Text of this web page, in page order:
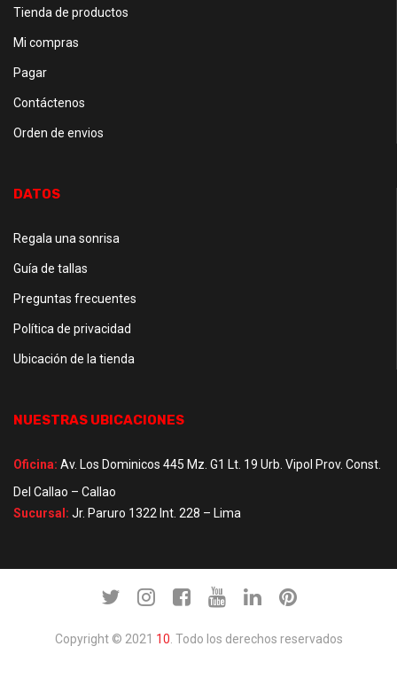
Tienda de productos
Mi compras
Pagar
Contáctenos
Orden de envios
DATOS
Regala una sonrisa
Guía de tallas
Preguntas frecuentes
Política de privacidad
Ubicación de la tienda
NUESTRAS UBICACIONES
Oficina: Av. Los Dominicos 445 Mz. G1 Lt. 19 Urb. Vipol Prov. Const.
Del Callao – Callao
Sucursal: Jr. Paruro 1322 Int. 228 – Lima
Copyright © 2021 10 . Todo los derechos reservados